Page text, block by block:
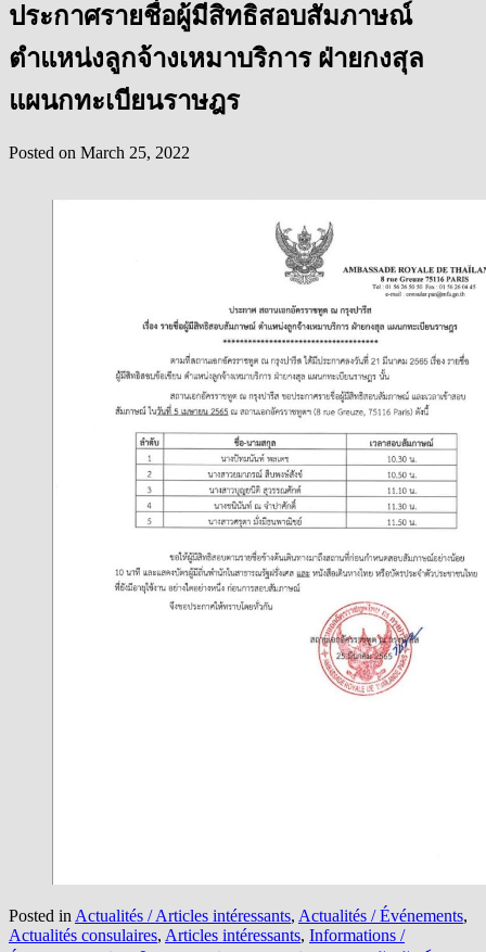
ประกาศรายชื่อผู้มีสิทธิสอบสัมภาษณ์
ตำแหน่งลูกจ้างเหมาบริการ ฝ่ายกงสุล
แผนกทะเบียนราษฎร
Posted on March 25, 2022
Posted in Actualités / Articles intéressants, Actualités / Événements,
Actualités consulaires, Articles intéressants, Informations /